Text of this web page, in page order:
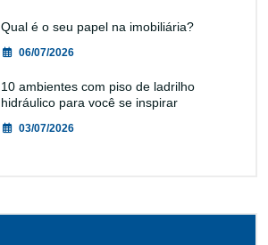
Qual é o seu papel na imobiliária?
06/07/2026
10 ambientes com piso de ladrilho
hidráulico para você se inspirar
03/07/2026